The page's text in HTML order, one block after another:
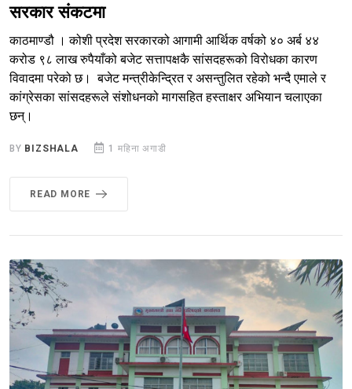
सरकार संकटमा
काठमाण्डौ । कोशी प्रदेश सरकारको आगामी आर्थिक वर्षको ४० अर्ब ४४
करोड ९८ लाख रुपैयाँको बजेट सत्तापक्षकै सांसदहरूको विरोधका कारण
विवादमा परेको छ। बजेट मन्त्रीकेन्द्रित र असन्तुलित रहेको भन्दै एमाले र
कांग्रेसका सांसदहरूले संशोधनको मागसहित हस्ताक्षर अभियान चलाएका
छन्।
BY BIZSHALA 1 महिना अगाडी
READ MORE